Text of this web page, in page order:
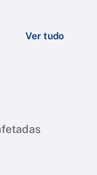
Ver tudo